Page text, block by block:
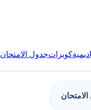
كويزاتجدول الامتحان